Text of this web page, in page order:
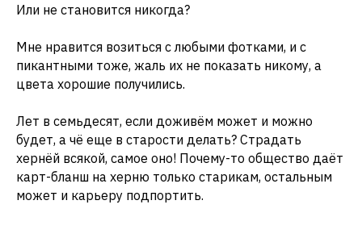
Или не становится никогда?
Мне нравится возиться с любыми фотками, и с
пикантными тоже, жаль их не показать никому, а
цвета хорошие получились.
Лет в семьдесят, если доживём может и можно
будет, а чё еще в старости делать? Страдать
хернёй всякой, самое оно! Почему-то общество даёт
карт-бланш на херню только старикам, остальным
может и карьеру подпортить.